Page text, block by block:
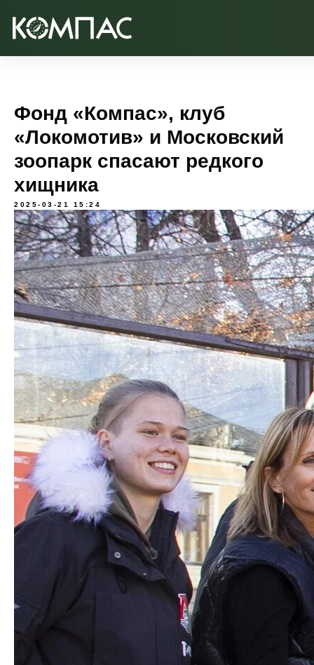
Фонд «Компас», клуб
«Локомотив» и Московский
зоопарк спасают редкого
хищника
2025-03-21 15:24